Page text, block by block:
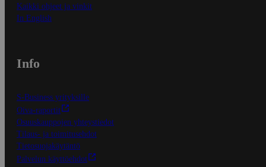
Kaikki ohjeet ja vinkit
In English
Info
S-Business yrityksille
Oiva-raportit
Osuuskauppojen yhteystiedot
Tilaus- ja toimitusehdot
Tietosuojakäytäntö
Palvelun käyttöehdot